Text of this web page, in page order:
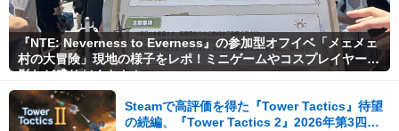
『NTE: Neverness to Everness』の参加型オフイベ「メェメェ
村の大冒険」現地の様子をレポ！ミニゲームやコスプレイヤー撮
影など盛りだくさん！
Steamで高評価を得た『Tower Tactics』待望
の続編、『Tower Tactics 2』2026年第3四半